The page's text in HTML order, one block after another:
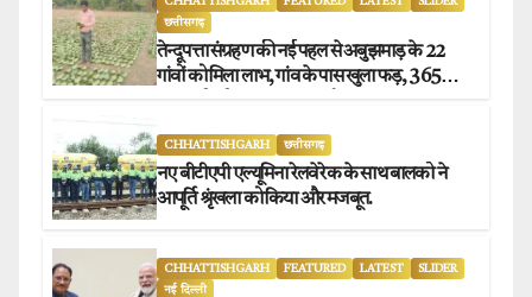
छत्तीसगढ़
तेन्दूपत्ता संग्रहण की नई पहल से अबुझमाड़ के 22
गांवों को मिला लाभ, गांव के पास खुला फड़, 365
CHHATTISHGARH छत्तीसगढ़
नए बीटीएपी एल्यूमिना रेलवे रेक के साथ बालको ने
आपूर्ति श्रृंखला को किया और मजबूत.
CHHATTISHGARH FEATURED LATEST
SLIDER
नई दिल्ली